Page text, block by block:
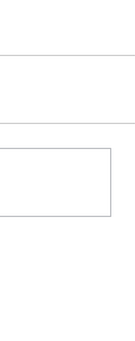
サ
為の